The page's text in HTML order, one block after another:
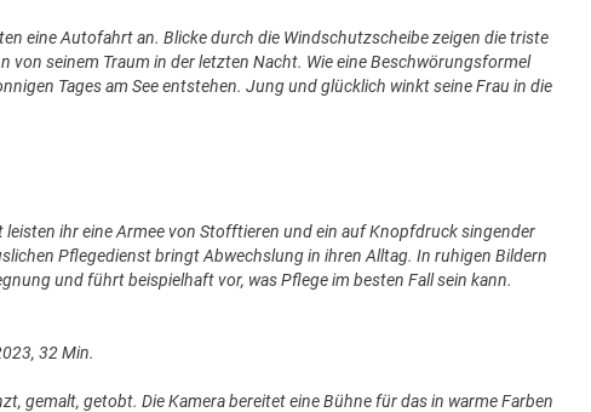
eine Autofahrt an. Blicke durch die Windschutzscheibe zeigen die triste
von seinem Traum in der letzten Nacht. Wie eine Beschwörungsformel
Tages am See entstehen. Jung und glücklich winkt seine Frau in die
leisten ihr eine Armee von Stofftieren und ein auf Knopfdruck singender
Pflegedienst bringt Abwechslung in ihren Alltag. In ruhigen Bildern
und führt beispielhaft vor, was Pflege im besten Fall sein kann.
32 Min.
gemalt, getobt. Die Kamera bereitet eine Bühne für das in warme Farben